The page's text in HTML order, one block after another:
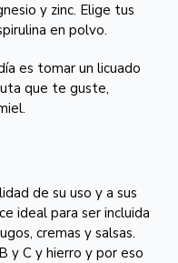
y zinc. Elige tus
en polvo.
es tomar un licuado
que te guste,
de su uso y a sus
ideal para ser incluida
cremas y salsas.
y C y hierro y por eso